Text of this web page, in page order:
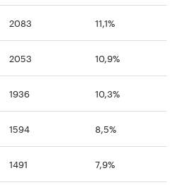
2083 11,1%
2053 10,9%
1936 10,3%
1594 8,5%
1491 7,9%